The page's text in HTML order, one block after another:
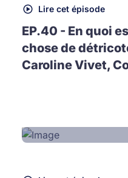
Lire cet épisode
EP.40 - En quoi
chose de
Caroline Vivet,